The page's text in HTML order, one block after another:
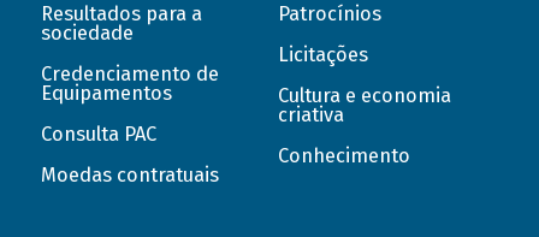
Resultados para a
sociedade
Credenciamento de
Equipamentos
Consulta PAC
Moedas contratuais
Patrocínios
Licitações
Cultura e economia
criativa
Conhecimento